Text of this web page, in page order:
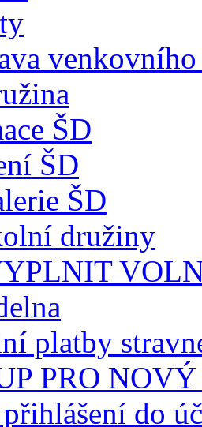
ŠD
ŠD
ŠD
družiny
platby
PRO
přihlášení do